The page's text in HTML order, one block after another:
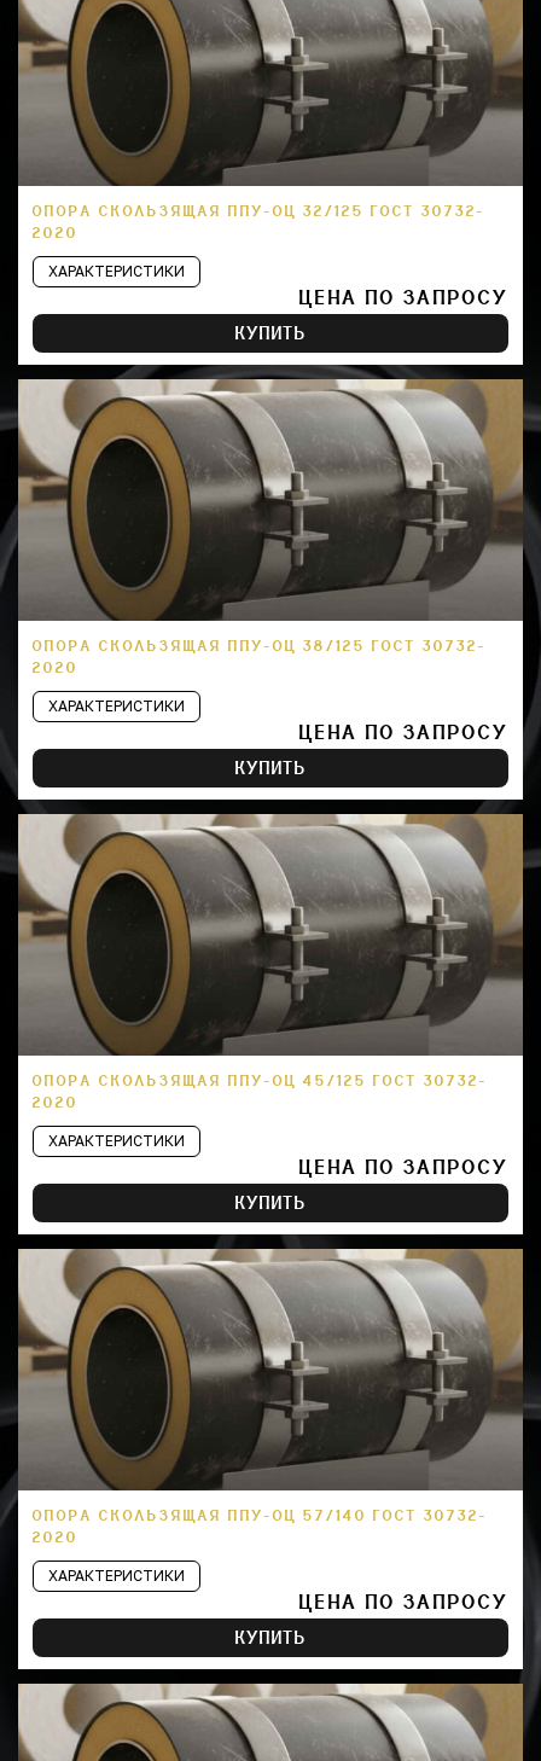
ОПОРА СКОЛЬЗЯЩАЯ ППУ-ОЦ 32/125 ГОСТ 30732-
2020
ХАРАКТЕРИСТИКИ
ЦЕНА ПО ЗАПРОСУ
КУПИТЬ
ОПОРА СКОЛЬЗЯЩАЯ ППУ-ОЦ 38/125 ГОСТ 30732-
2020
ХАРАКТЕРИСТИКИ
ЦЕНА ПО ЗАПРОСУ
КУПИТЬ
ОПОРА СКОЛЬЗЯЩАЯ ППУ-ОЦ 45/125 ГОСТ 30732-
2020
ХАРАКТЕРИСТИКИ
ЦЕНА ПО ЗАПРОСУ
КУПИТЬ
ОПОРА СКОЛЬЗЯЩАЯ ППУ-ОЦ 57/140 ГОСТ 30732-
2020
ХАРАКТЕРИСТИКИ
ЦЕНА ПО ЗАПРОСУ
КУПИТЬ